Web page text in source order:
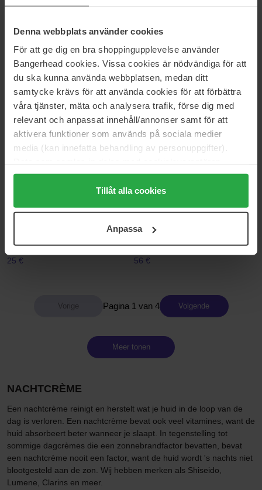
Denna webbplats använder cookies
För att ge dig en bra shoppingupplevelse använder
Bangerhead cookies. Vissa cookies är nödvändiga för att
du ska kunna använda webbplatsen, medan ditt
samtycke krävs för att använda cookies för att förbättra
våra tjänster, mäta och analysera trafik, förse dig med
relevant och anpassat innehåll/annonser samt för att
aktivera funktioner som används på sociala medier
media (kan innefatta behandling av personuppgifter).
Genom att trycka på "Tillåt alla cookies" accepterar du
alla cookies, medan du under "Detaljer" kan anpassa
användningen av cookies. Du kan när som helst återkalla
samt vår Integritetspolicy.
Tillåt alla cookies
Anpassa
478 € Niet op voorraad 55 €
Hyal Reyouth Night Cream
60 g
25 €
Normale prijs 36 €
Pro-Plump Hydrating Cream
45 ml
53 €
Clarins
50 ml
Murad
Cream
50 ml
Retinol Bakuchiol Dual Cream
25 €
Hydra-Essentiel Plumps,
Care
50 ml
56 €
Pagina 1 van 4 Volgende
Meer tonen
NACHTCRÈME
Een nachtcrème reinigt en herstelt wat je huid in de loop van de
dag is verloren. Een nachtcrème bevat ook veel vitamines, want de
huid absorbeert beter wanneer je slaapt. In tegenstelling tot
sommige dagcrèmes die een zonnebrandfactor bevatten, bevat
een nachtcrème nooit een factor, want de huid wordt 's nachts niet
blootgesteld aan de zon. Wij hebben merken als Shiseido,
Lumene, Clarins en meer.